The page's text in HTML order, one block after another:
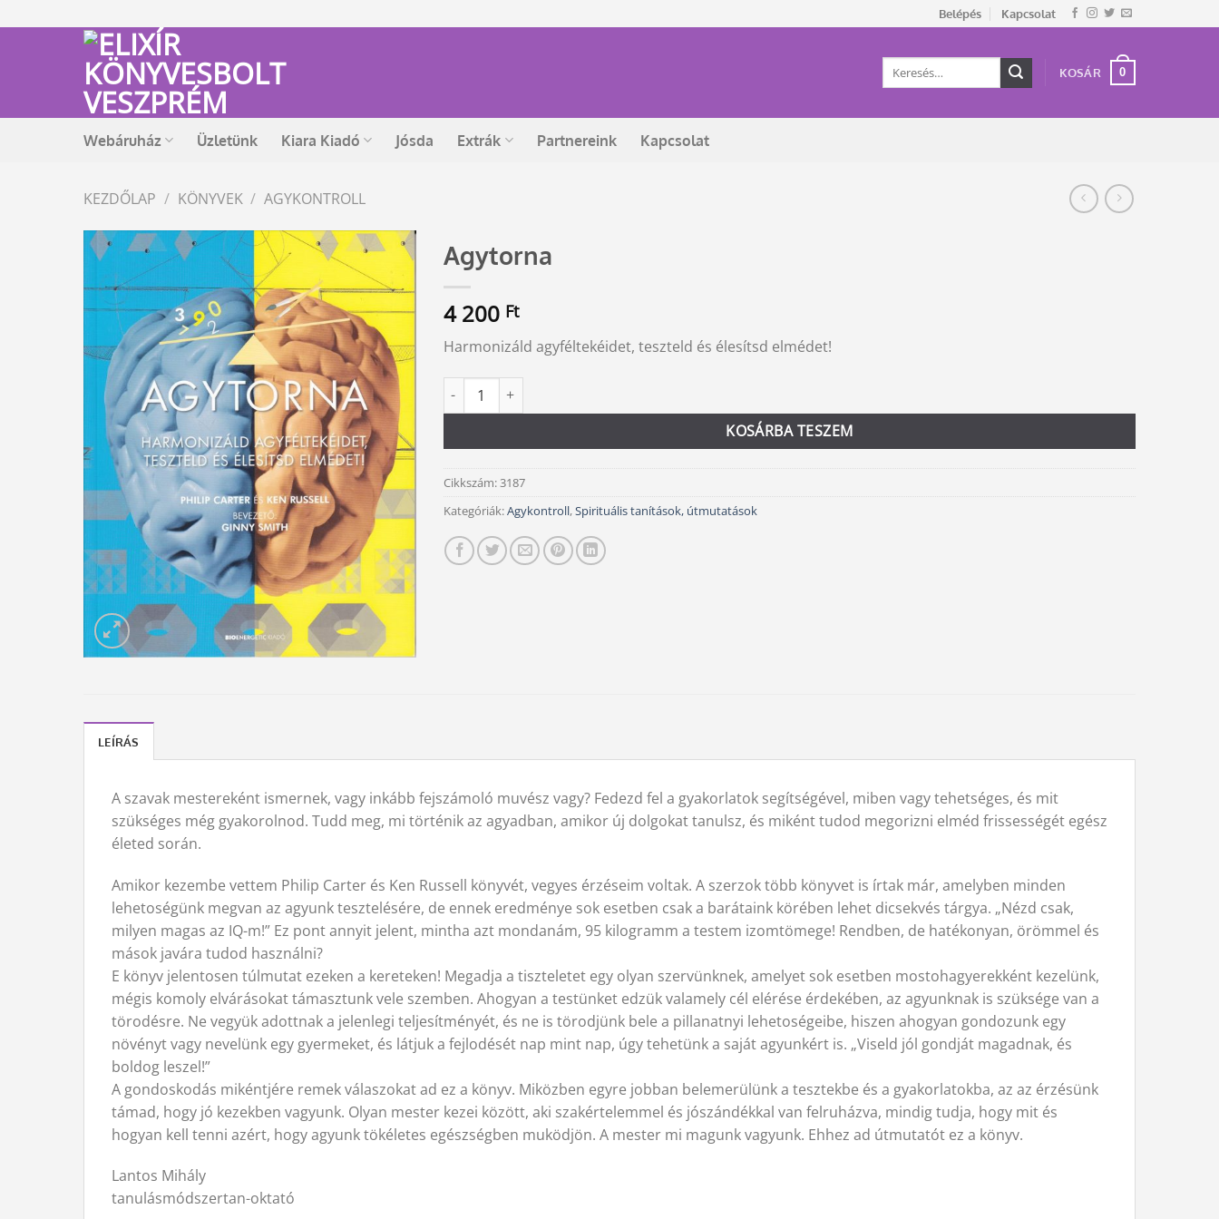
to
Belépés Kapcsolat
Keresés
KOSÁR 0
Webáruház Üzletünk Kiara Kiadó Jósda Extrák Partnereink Kapcsolat
KEZDŐLAP / KÖNYVEK / AGYKONTROLL
Agytorna
4 200 Ft
Harmonizáld agyféltekéidet, teszteld és élesítsd elmédet!
Agytorna mennyiség
KOSÁRBA TESZEM
Alternative:
Cikkszám:3187
Kategóriák:Agykontroll,Spirituális tanítások, útmutatások
LEÍRÁS
A szavak mestereként ismernek, vagy inkább fejszámoló muvész vagy? Fedezd fel a gyakorlatok segítségével, miben vagy tehetséges, és mit
szükséges még gyakorolnod. Tudd meg, mi történik az agyadban, amikor új dolgokat tanulsz, és miként tudod megorizni elméd frissességét egész
életed során.
Amikor kezembe vettem Philip Carter és Ken Russell könyvét, vegyes érzéseim voltak. A szerzok több könyvet is írtak már, amelyben minden
lehetoségünk megvan az agyunk tesztelésére, de ennek eredménye sok esetben csak a barátaink körében lehet dicsekvés tárgya. „Nézd csak,
milyen magas az IQ-m!” Ez pont annyit jelent, mintha azt mondanám, 95 kilogramm a testem izomtömege! Rendben, de hatékonyan, örömmel és
mások javára tudod használni?
E könyv jelentosen túlmutat ezeken a kereteken! Megadja a tiszteletet egy olyan szervünknek, amelyet sok esetben mostohagyerekként kezelünk,
mégis komoly elvárásokat támasztunk vele szemben. Ahogyan a testünket edzük valamely cél elérése érdekében, az agyunknak is szüksége van a
törodésre. Ne vegyük adottnak a jelenlegi teljesítményét, és ne is törodjünk bele a pillanatnyi lehetoségeibe, hiszen ahogyan gondozunk egy
növényt vagy nevelünk egy gyermeket, és látjuk a fejlodését nap mint nap, úgy tehetünk a saját agyunkért is. „Viseld jól gondját magadnak, és
boldog leszel!”
A gondoskodás mikéntjére remek válaszokat ad ez a könyv. Miközben egyre jobban belemerülünk a tesztekbe és a gyakorlatokba, az az érzésünk
támad, hogy jó kezekben vagyunk. Olyan mester kezei között, aki szakértelemmel és jószándékkal van felruházva, mindig tudja, hogy mit és
hogyan kell tenni azért, hogy agyunk tökéletes egészségben muködjön. A mester mi magunk vagyunk. Ehhez ad útmutatót ez a könyv.
Lantos Mihály
tanulásmódszertan-oktató